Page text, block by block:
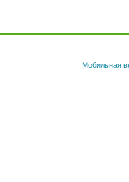
Мобильная